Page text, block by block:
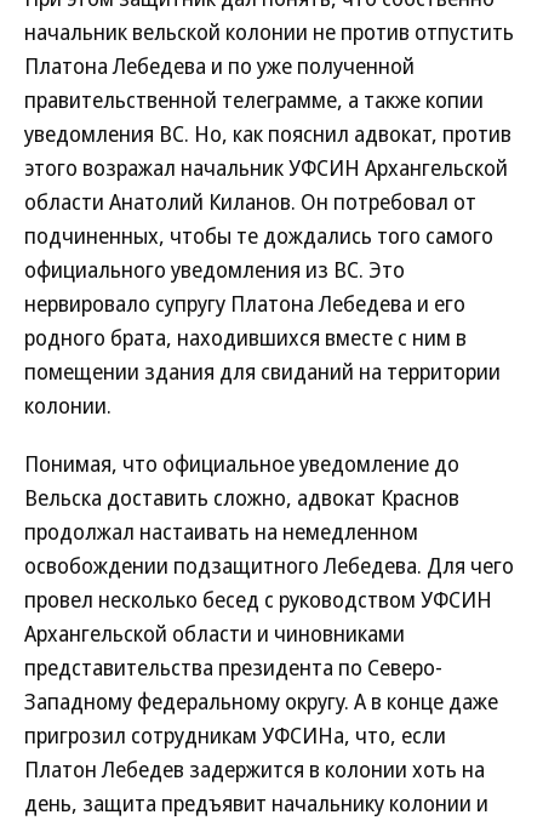
начальник вельской колонии не против отпустить
Платона Лебедева и по уже полученной
правительственной телеграмме, а также копии
уведомления ВС. Но, как пояснил адвокат, против
этого возражал начальник УФСИН Архангельской
области Анатолий Киланов. Он потребовал от
подчиненных, чтобы те дождались того самого
официального уведомления из ВС. Это
нервировало супругу Платона Лебедева и его
родного брата, находившихся вместе с ним в
помещении здания для свиданий на территории
колонии.
Понимая, что официальное уведомление до
Вельска доставить сложно, адвокат Краснов
продолжал настаивать на немедленном
освобождении подзащитного Лебедева. Для чего
провел несколько бесед с руководством УФСИН
Архангельской области и чиновниками
представительства президента по Северо-
Западному федеральному округу. А в конце даже
пригрозил сотрудникам УФСИНа, что, если
Платон Лебедев задержится в колонии хоть на
день, защита предъявит начальнику колонии и